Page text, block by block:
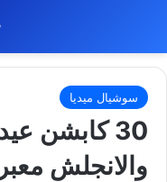
سوشيال ميديا
30 كابشن
والانجلش